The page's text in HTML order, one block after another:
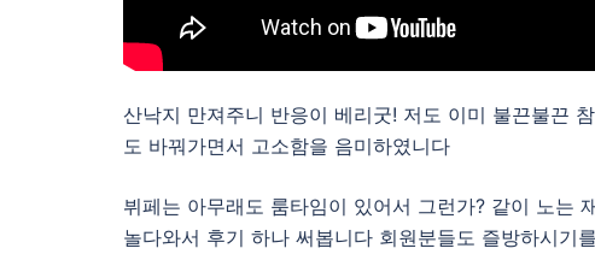
산낙지 만져주니 반응이 베리굿! 저도 이미 불끈불끈
도 바꿔가면서 고소함을 음미하였니다
뷔페는 아무래도 룸타임이 있어서 그런가? 같이 노는
놀다와서 후기 하나 써봅니다 회원분들도 즐방하시